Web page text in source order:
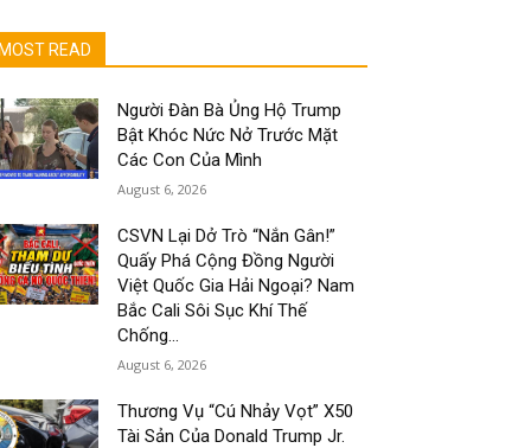
MOST READ
Người Đàn Bà Ủng Hộ Trump
Bật Khóc Nức Nở Trước Mặt
Các Con Của Mình
August 6, 2026
CSVN Lại Dở Trò “Nắn Gân!”
Quấy Phá Cộng Đồng Người
Việt Quốc Gia Hải Ngoại? Nam
Bắc Cali Sôi Sục Khí Thế
Chống...
August 6, 2026
Thương Vụ “Cú Nhảy Vọt” X50
Tài Sản Của Donald Trump Jr.